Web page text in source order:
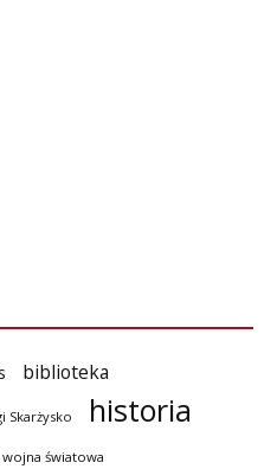
biblioteka
Skarżysko historia
wojna światowa